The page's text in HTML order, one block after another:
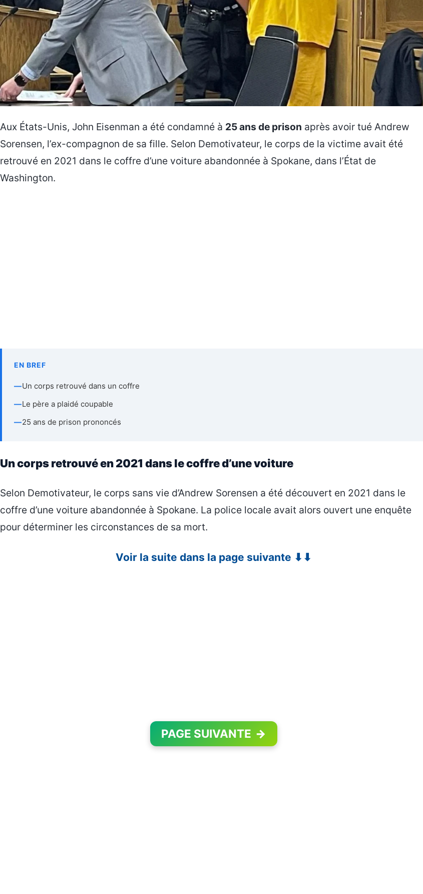
Aux États-Unis, John Eisenman a été condamné à 25 ans de prison après avoir tué Andrew
Sorensen, l’ex-compagnon de sa fille. Selon Demotivateur, le corps de la victime avait été
retrouvé en 2021 dans le coffre d’une voiture abandonnée à Spokane, dans l’État de
Washington.
EN BREF
—Un corps retrouvé dans un coffre
—Le père a plaidé coupable
—25 ans de prison prononcés
Un corps retrouvé en 2021 dans le coffre d’une voiture
Selon Demotivateur, le corps sans vie d’Andrew Sorensen a été découvert en 2021 dans le
coffre d’une voiture abandonnée à Spokane. La police locale avait alors ouvert une enquête
pour déterminer les circonstances de sa mort.
Voir la suite dans la page suivante ⬇⬇
PAGE SUIVANTE →